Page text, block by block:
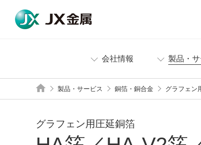
会社情報 製品・
製品・サービス 銅箔・銅合金 グラフェン
グラフェン用圧延銅箔